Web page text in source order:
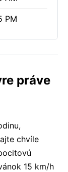
PM
práve
chvíle
15 km/h